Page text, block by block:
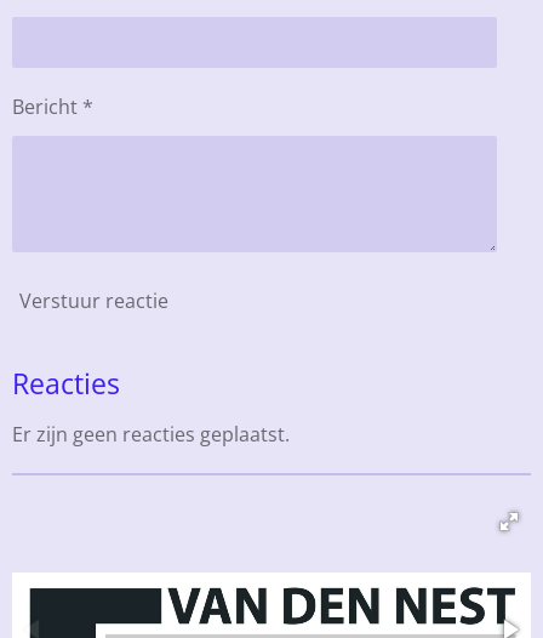
Bericht *
Verstuur reactie
Reacties
Er zijn geen reacties geplaatst.